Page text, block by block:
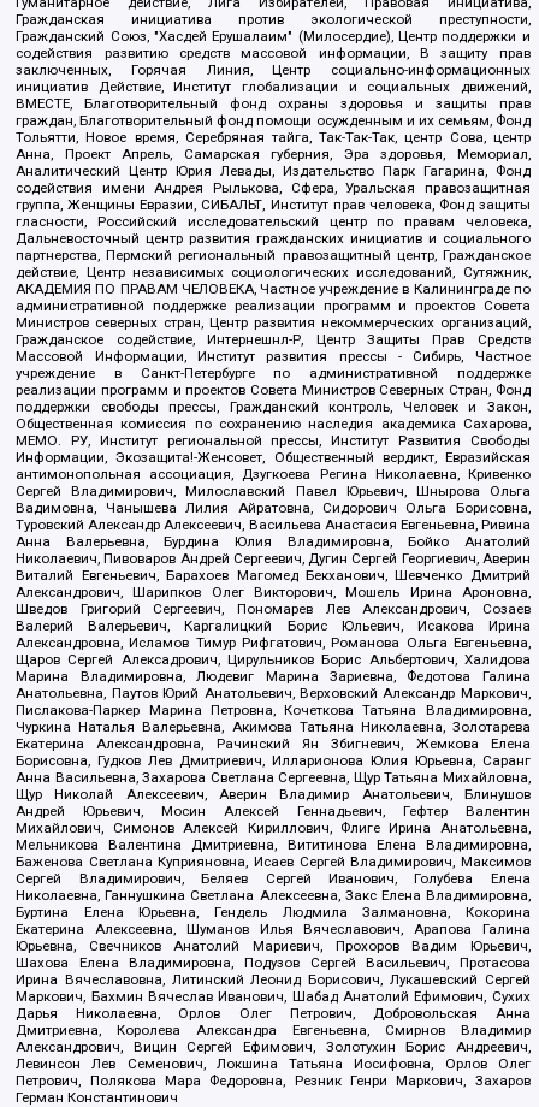
Гражданская инициатива против экологической преступности,
Гражданский Союз, "Хасдей Ерушалаим" (Милосердие), Центр поддержки и
содействия развитию средств массовой информации, В защиту прав
заключенных, Горячая Линия, Центр социально-информационных
инициатив Действие, Институт глобализации и социальных движений,
ВМЕСТЕ, Благотворительный фонд охраны здоровья и защиты прав
граждан, Благотворительный фонд помощи осужденным и их семьям, Фонд
Тольятти, Новое время, Серебряная тайга, Так-Так-Так, центр Сова, центр
Анна, Проект Апрель, Самарская губерния, Эра здоровья, Мемориал,
Аналитический Центр Юрия Левады, Издательство Парк Гагарина, Фонд
содействия имени Андрея Рылькова, Сфера, Уральская правозащитная
группа, Женщины Евразии, СИБАЛЬТ, Институт прав человека, Фонд защиты
гласности, Российский исследовательский центр по правам человека,
Дальневосточный центр развития гражданских инициатив и социального
партнерства, Пермский региональный правозащитный центр, Гражданское
действие, Центр независимых социологических исследований, Сутяжник,
АКАДЕМИЯ ПО ПРАВАМ ЧЕЛОВЕКА, Частное учреждение в Калининграде по
административной поддержке реализации программ и проектов Совета
Министров северных стран, Центр развития некоммерческих организаций,
Гражданское содействие, Интернешнл-Р, Центр Защиты Прав Средств
Массовой Информации, Институт развития прессы - Сибирь, Частное
учреждение в Санкт-Петербурге по административной поддержке
реализации программ и проектов Совета Министров Северных Стран, Фонд
поддержки свободы прессы, Гражданский контроль, Человек и Закон,
Общественная комиссия по сохранению наследия академика Сахарова,
МЕМО. РУ, Институт региональной прессы, Институт Развития Свободы
Информации, Экозащита!-Женсовет, Общественный вердикт, Евразийская
антимонопольная ассоциация, Дзугкоева Регина Николаевна, Кривенко
Сергей Владимирович, Милославский Павел Юрьевич, Шнырова Ольга
Вадимовна, Чанышева Лилия Айратовна, Сидорович Ольга Борисовна,
Туровский Александр Алексеевич, Васильева Анастасия Евгеньевна, Ривина
Анна Валерьевна, Бурдина Юлия Владимировна, Бойко Анатолий
Николаевич, Пивоваров Андрей Сергеевич, Дугин Сергей Георгиевич, Аверин
Виталий Евгеньевич, Барахоев Магомед Бекханович, Шевченко Дмитрий
Александрович, Шарипков Олег Викторович, Мошель Ирина Ароновна,
Шведов Григорий Сергеевич, Пономарев Лев Александрович, Созаев
Валерий Валерьевич, Каргалицкий Борис Юльевич, Исакова Ирина
Александровна, Исламов Тимур Рифгатович, Романова Ольга Евгеньевна,
Щаров Сергей Алексадрович, Цирульников Борис Альбертович, Халидова
Марина Владимировна, Людевиг Марина Зариевна, Федотова Галина
Анатольевна, Паутов Юрий Анатольевич, Верховский Александр Маркович,
Пислакова-Паркер Марина Петровна, Кочеткова Татьяна Владимировна,
Чуркина Наталья Валерьевна, Акимова Татьяна Николаевна, Золотарева
Екатерина Александровна, Рачинский Ян Збигневич, Жемкова Елена
Борисовна, Гудков Лев Дмитриевич, Илларионова Юлия Юрьевна, Саранг
Анна Васильевна, Захарова Светлана Сергеевна, Щур Татьяна Михайловна,
Щур Николай Алексеевич, Аверин Владимир Анатольевич, Блинушов
Андрей Юрьевич, Мосин Алексей Геннадьевич, Гефтер Валентин
Михайлович, Симонов Алексей Кириллович, Флиге Ирина Анатольевна,
Мельникова Валентина Дмитриевна, Вититинова Елена Владимировна,
Баженова Светлана Куприяновна, Исаев Сергей Владимирович, Максимов
Сергей Владимирович, Беляев Сергей Иванович, Голубева Елена
Николаевна, Ганнушкина Светлана Алексеевна, Закс Елена Владимировна,
Буртина Елена Юрьевна, Гендель Людмила Залмановна, Кокорина
Екатерина Алексеевна, Шуманов Илья Вячеславович, Арапова Галина
Юрьевна, Свечников Анатолий Мариевич, Прохоров Вадим Юрьевич,
Шахова Елена Владимировна, Подузов Сергей Васильевич, Протасова
Ирина Вячеславовна, Литинский Леонид Борисович, Лукашевский Сергей
Маркович, Бахмин Вячеслав Иванович, Шабад Анатолий Ефимович, Сухих
Дарья Николаевна, Орлов Олег Петрович, Добровольская Анна
Дмитриевна, Королева Александра Евгеньевна, Смирнов Владимир
Александрович, Вицин Сергей Ефимович, Золотухин Борис Андреевич,
Левинсон Лев Семенович, Локшина Татьяна Иосифовна, Орлов Олег
Петрович, Полякова Мара Федоровна, Резник Генри Маркович, Захаров
Герман Константинович